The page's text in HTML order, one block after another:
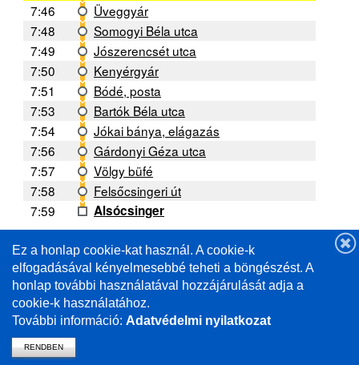
7:46
Üveggyár
7:48
Somogyi Béla utca
7:49
Jószerencsét utca
7:50
Kenyérgyár
7:51
Bódé, posta
7:53
Bartók Béla utca
7:54
Jókai bánya, elágazás
7:56
Gárdonyi Géza utca
7:57
Völgy büfé
7:58
Felsőcsingeri út
7:59
Alsócsinger
A forgalmi helyzettől függően a menetrendtől való
eltérés lehetséges. /
Deviations from the schedule are possible depending
on the traffic situation.
Ez a honlap cookie-kat használ. A cookie-k
elfogadásával kényelmesebbé teheti a böngészést. A
honlap további használatával hozzájárulását adja a
cookie-k használatához.
További információ: Adatvédelmi nyilatkozat
RENDBEN